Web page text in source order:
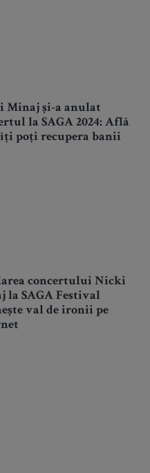
Minaj și-a anulat
la SAGA 2024: Află
poți recupera banii
concertului Nicki
la SAGA Festival
val de ironii pe